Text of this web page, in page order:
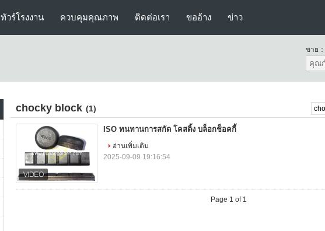
ทัวร์โรงงาน ควบคุมคุณภาพ ติดต่อเรา ขออ้าง ข่าว
ขาย：
chocky block (1)
ISO ทนทานการสกัด โคสติ้ง บล็อกช็อคกี้
อ่านเพิ่มเติม
2025-09-09 19:16:54
Page 1 of 1